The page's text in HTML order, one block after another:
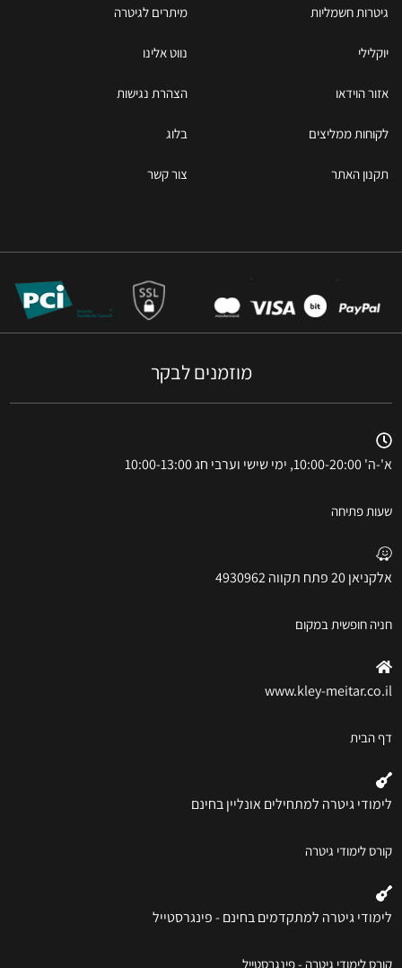
גיטרות חשמליות מיתרים לגיטרה
יוקלילי נווט אלינו
אזור הוידאו הצהרת נגישות
לקוחות ממליצים בלוג
תקנון האתר צור קשר
מוזמנים לבקר
א'-ה' 10:00-20:00, ימי שישי וערבי חג 10:00-13:00
שעות פתיחה
אלקניאן 20 פתח תקווה 4930962
חניה חופשית במקום
www.kley-meitar.co.il
דף הבית
לימודי גיטרה למתחילים אונליין בחינם
קורס לימודי גיטרה
לימודי גיטרה למתקדמים בחינם - פינגרסטייל
קורס לימודי גיטרה - פינגרסטייל